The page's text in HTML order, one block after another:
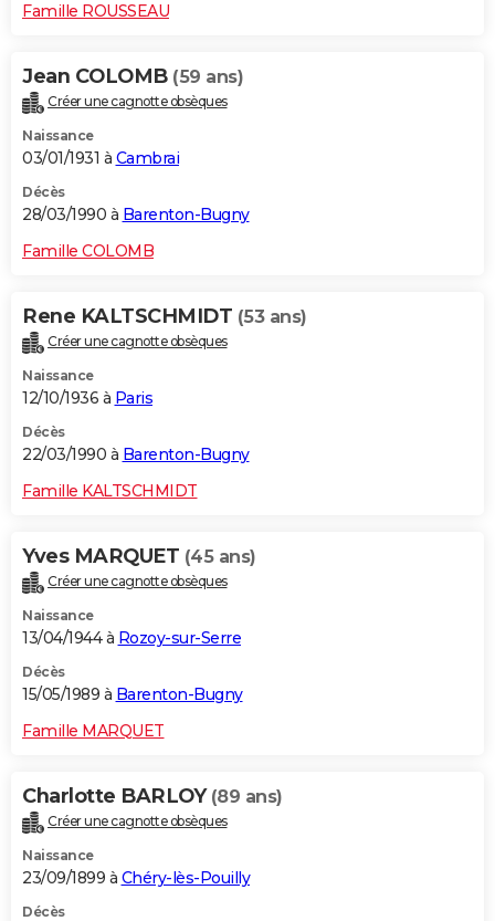
Famille ROUSSEAU
Jean COLOMB (59 ans)
Créer une cagnotte obsèques
Naissance
03/01/1931 à Cambrai
Décès
28/03/1990 à Barenton-Bugny
Famille COLOMB
Rene KALTSCHMIDT (53 ans)
Créer une cagnotte obsèques
Naissance
12/10/1936 à Paris
Décès
22/03/1990 à Barenton-Bugny
Famille KALTSCHMIDT
Yves MARQUET (45 ans)
Créer une cagnotte obsèques
Naissance
13/04/1944 à Rozoy-sur-Serre
Décès
15/05/1989 à Barenton-Bugny
Famille MARQUET
Charlotte BARLOY (89 ans)
Créer une cagnotte obsèques
Naissance
23/09/1899 à Chéry-lès-Pouilly
Décès